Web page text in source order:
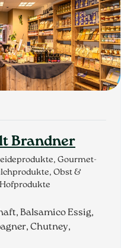
Brandner
Gourmet-
Obst &
Balsamico Essig,
Chutney,